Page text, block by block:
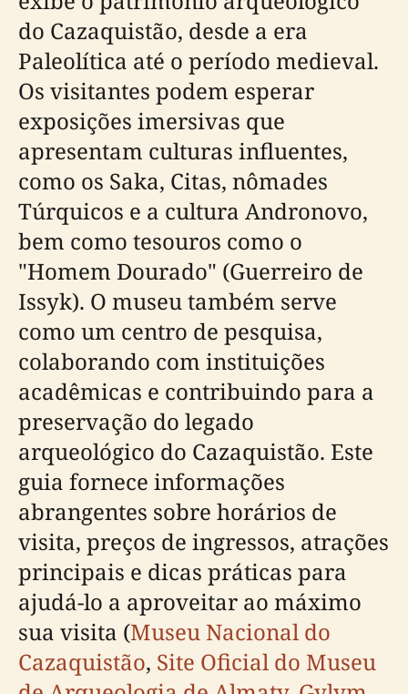
do Cazaquistão, desde a era
Paleolítica até o período medieval.
Os visitantes podem esperar
exposições imersivas que
apresentam culturas influentes,
como os Saka, Citas, nômades
Túrquicos e a cultura Andronovo,
bem como tesouros como o
"Homem Dourado" (Guerreiro de
Issyk). O museu também serve
como um centro de pesquisa,
colaborando com instituições
acadêmicas e contribuindo para a
preservação do legado
arqueológico do Cazaquistão. Este
guia fornece informações
abrangentes sobre horários de
visita, preços de ingressos, atrações
principais e dicas práticas para
ajudá-lo a aproveitar ao máximo
sua visita (Museu Nacional do
Cazaquistão, Site Oficial do Museu